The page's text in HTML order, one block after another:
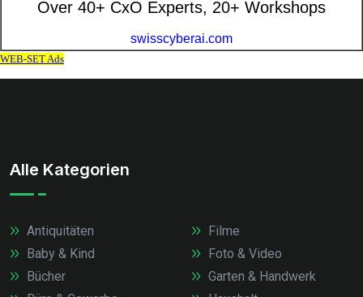
Alle Kategorien
Antiquitäten
Baby & Kind
Bücher
Filme
Foto & Video
Garten & Handwerk